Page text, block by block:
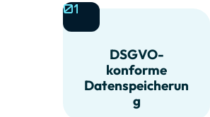
01
DSGVO-
konforme
Datenspeicherun
g